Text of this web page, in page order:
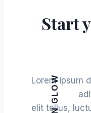
Start
Lorem ipsum
elit tellus,